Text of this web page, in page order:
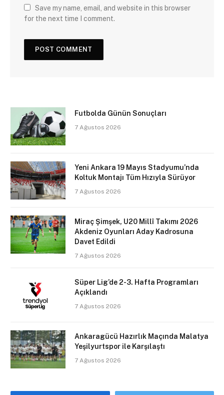
Save my name, email, and website in this browser
for the next time I comment.
Futbolda Günün Sonuçları
7 Ağustos 2026
Yeni Ankara 19 Mayıs Stadyumu’nda
Koltuk Montajı Tüm Hızıyla Sürüyor
7 Ağustos 2026
Miraç Şimşek, U20 Millî Takımı 2026
Akdeniz Oyunları Aday Kadrosuna
Davet Edildi
7 Ağustos 2026
Süper Lig’de 2-3. Hafta Programları
Açıklandı
7 Ağustos 2026
Ankaragücü Hazırlık Maçında Malatya
Yeşilyurtspor ile Karşılaştı
7 Ağustos 2026